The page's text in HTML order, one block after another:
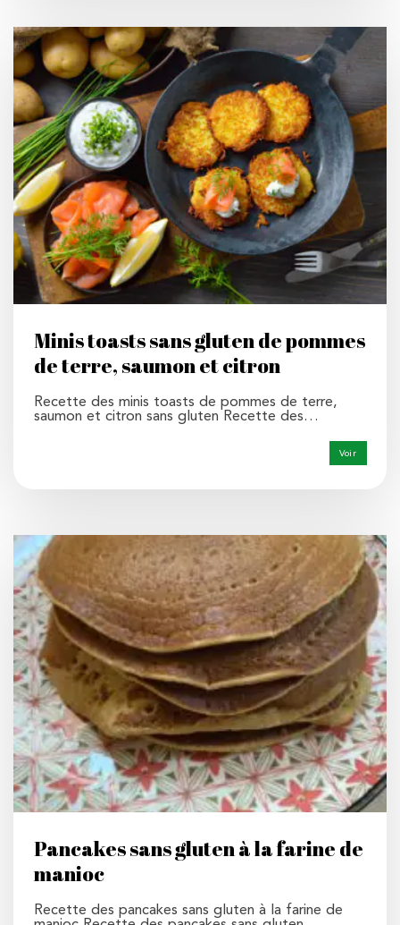
Minis toasts sans gluten de pommes
de terre, saumon et citron
Recette des minis toasts de pommes de terre,
saumon et citron sans gluten Recette des…
Voir
Pancakes sans gluten à la farine de
manioc
Recette des pancakes sans gluten à la farine de